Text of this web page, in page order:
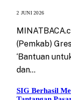
2 JUNI 2026
(Pemkab)
‘Bantuan
dan…
SIG Berhasil